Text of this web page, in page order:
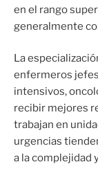
en el rango
generalmente
La
enfermeros
intensivos,
recibir mejores
trabajan en
urgencias
a la complejidad